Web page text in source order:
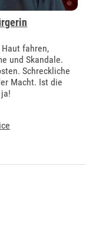
fahren,
und Skandale.
Schreckliche
Macht. Ist die